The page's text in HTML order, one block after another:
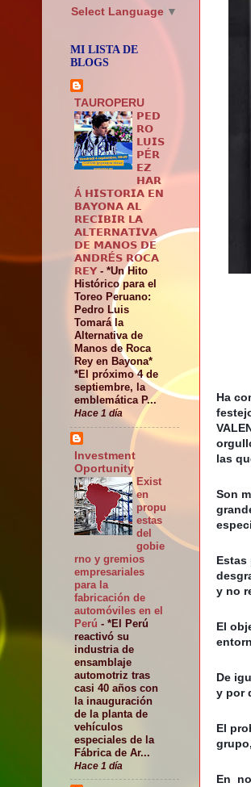
Ha
las
Son
Estas
y no
El
De
y por
El
En
Select Language ▼
MI LISTA DE
BLOGS
TAUROPERU
𝗣𝗘𝗗
𝗥𝗢
𝗟𝗨𝗜𝗦
𝗣É𝗥
𝗘𝗭
𝗛𝗔𝗥
Á 𝗛𝗜𝗦𝗧𝗢𝗥𝗜𝗔 𝗘𝗡
𝗕𝗔𝗬𝗢𝗡𝗔 𝗔𝗟
𝗥𝗘𝗖𝗜𝗕𝗜𝗥 𝗟𝗔
𝗔𝗟𝗧𝗘𝗥𝗡𝗔𝗧𝗜𝗩𝗔
𝗗𝗘 𝗠𝗔𝗡𝗢𝗦 𝗗𝗘
𝗔𝗡𝗗𝗥É𝗦 𝗥𝗢𝗖𝗔
𝗥𝗘𝗬 - *Un Hito
Histórico para el
Toreo Peruano:
Pedro Luis
Tomará la
Alternativa de
Manos de Roca
Rey en Bayona*
*El próximo 4 de
septiembre, la
emblemática P...
Hace 1 día
Investment
Oportunity
Exist
en
propu
estas
del
gobie
rno y gremios
empresariales
para la
fabricación de
automóviles en el
Perú - *El Perú
reactivó su
industria de
ensamblaje
automotriz tras
casi 40 años con
la inauguración
de la planta de
vehículos
especiales de la
Fábrica de Ar...
Hace 1 día